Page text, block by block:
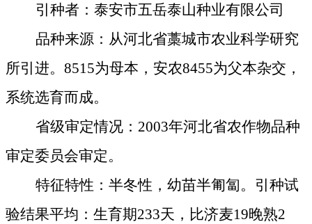
引种者：泰安市五岳泰山种业有限公司
品种来源：从河北省藁城市农业科学研究
所引进。 8515为母本，安农8455为父本杂交，
系统选育而成。
省级审定情况： 2003年河北省农作物品种
审定委员会审定。
特征特性：半冬性，幼苗半匍匐。引种试
验结果平均：生育期233天，比济麦19晚熟2